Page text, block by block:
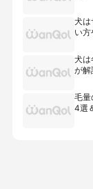
犬は
い
犬は
が解
毛量
4選